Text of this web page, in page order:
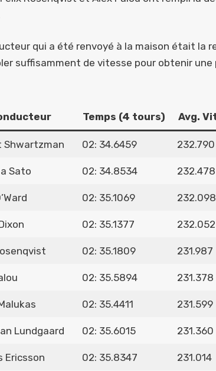
qui a été renvoyé à la maison était la
suffisamment de vitesse pour obtenir une
Temps (4 tours) Avg.
Shwartzman 02: 34.6459 232.790
Sato 02: 34.8534 232.478
02: 35.1069 232.098
02: 35.1377 232.052
02: 35.1809 231.987
02: 35.5894 231.378
02: 35.4411 231.599
Lundgaard 02: 35.6015 231.360
Ericsson 02: 35.8347 231.014